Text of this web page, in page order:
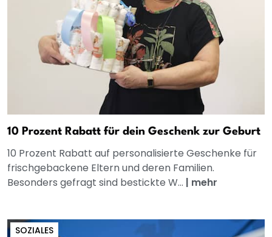
10 Prozent Rabatt für dein Geschenk zur Geburt
10 Prozent Rabatt auf personalisierte Geschenke für
frischgebackene Eltern und deren Familien.
Besonders gefragt sind bestickte W... | mehr
SOZIALES